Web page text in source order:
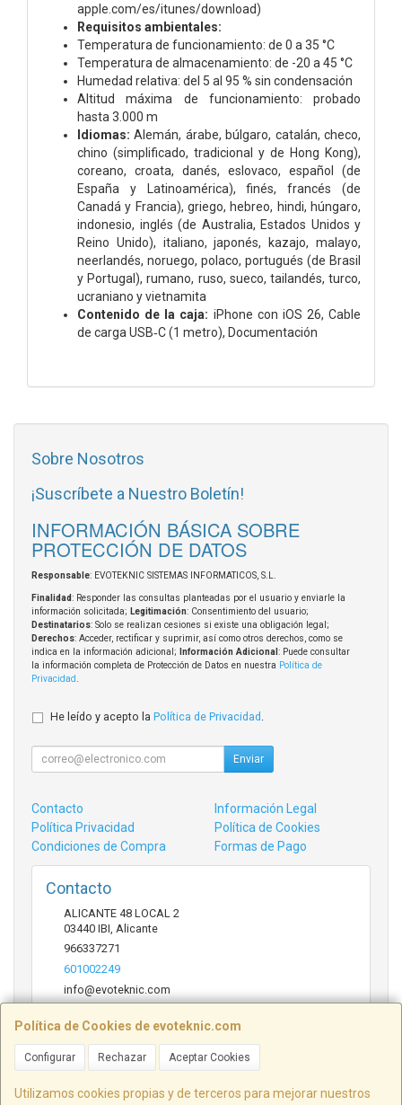
apple.com/es/itunes/download)
Requisitos ambientales:
Temperatura de funciona­miento: de 0 a 35 °C
Temperatura de almacena­miento: de -20 a 45 °C
Humedad relativa: del 5 al 95 % sin condensación
Altitud máxima de funciona­miento: probado
hasta 3.000 m
Idiomas: Alemán, árabe, búlgaro, catalán, checo,
chino (simplificado, tradicional y de Hong Kong),
coreano, croata, danés, eslovaco, español (de
España y Latinoamérica), finés, francés (de
Canadá y Francia), griego, hebreo, hindi, húngaro,
indonesio, inglés (de Australia, Estados Unidos y
Reino Unido), italiano, japonés, kazajo, malayo,
neerlandés, noruego, polaco, portugués (de Brasil
y Portugal), rumano, ruso, sueco, tailandés, turco,
ucraniano y vietnamita
Contenido de la caja: iPhone con iOS 26, Cable
de carga USB‑C (1 metro), Documentación
Política de Cookies de evoteknic.com
Configurar Rechazar Aceptar Cookies
Utilizamos cookies propias y de terceros para mejorar nuestros
Sobre Nosotros
¡Suscríbete a Nuestro Boletín!
INFORMACIÓN BÁSICA SOBRE
PROTECCIÓN DE DATOS
Responsable: EVOTEKNIC SISTEMAS INFORMATICOS, S.L.
Finalidad: Responder las consultas planteadas por el usuario y enviarle la
información solicitada; Legitimación: Consentimiento del usuario;
Destinatarios: Solo se realizan cesiones si existe una obligación legal;
Derechos: Acceder, rectificar y suprimir, así como otros derechos, como se
indica en la información adicional;
Información Adicional : Puede consultar
la información completa de Protección de Datos en nuestra Política de
Privacidad
He leído y acepto la Política de Privacidad
Enviar
Contacto
Información Legal
Política Privacidad
Política de Cookies
Condiciones de Compra
Formas de Pago
Contacto
ALICANTE 48 LOCAL 2
03440 IBI Alicante
966337271
601002249
info@evoteknic.com
Horario